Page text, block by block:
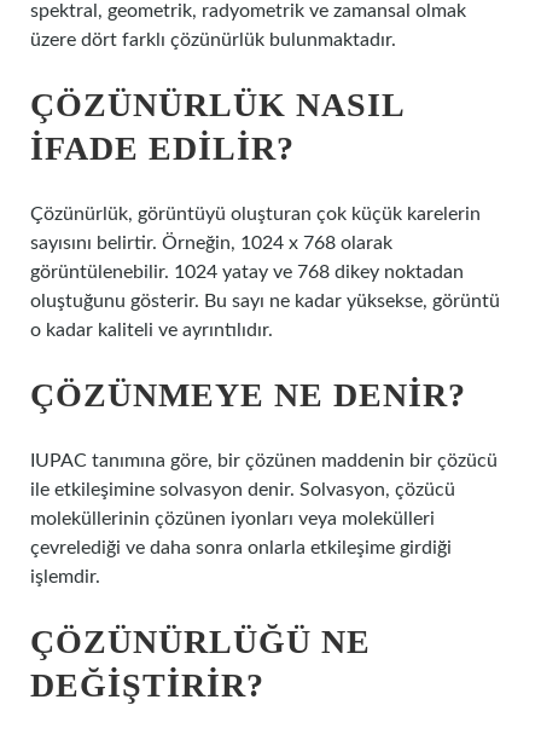
spektral, geometrik, radyometrik ve zamansal olmak
üzere dört farklı çözünürlük bulunmaktadır.
ÇÖZÜNÜRLÜK NASIL
IFADE EDILIR?
Çözünürlük, görüntüyü oluşturan çok küçük karelerin
sayısını belirtir. Örneğin, 1024 x 768 olarak
görüntülenebilir. 1024 yatay ve 768 dikey noktadan
oluştuğunu gösterir. Bu sayı ne kadar yüksekse, görüntü
o kadar kaliteli ve ayrıntılıdır.
ÇÖZÜNMEYE NE DENIR?
IUPAC tanımına göre, bir çözünen maddenin bir çözücü
ile etkileşimine solvasyon denir. Solvasyon, çözücü
moleküllerinin çözünen iyonları veya molekülleri
çevrelediği ve daha sonra onlarla etkileşime girdiği
işlemdir.
ÇÖZÜNÜRLÜĞÜ NE
DEĞIŞTIRIR?